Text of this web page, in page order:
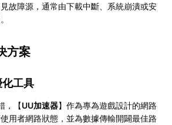
故障源，通常由下載中斷、系統崩潰或安
方案
化工具
，【UU加速器】作為專為遊戲設計的網路
用者網路狀態，並為數據傳輸開闢最佳路